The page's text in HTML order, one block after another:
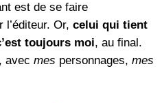
est de se faire
Or, celui qui tient
toujours moi, au final.
avec mes personnages, mes